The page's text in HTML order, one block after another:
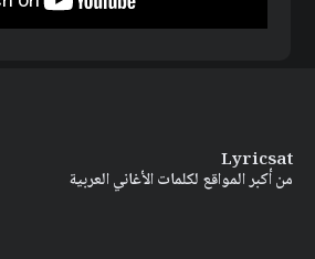
Lyricsat
من أكبر المواقع لكلمات الأغاني العربية